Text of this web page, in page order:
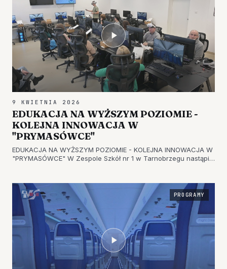
9 KWIETNIA 2026
EDUKACJA NA WYŻSZYM POZIOMIE -
KOLEJNA INNOWACJA W
"PRYMASÓWCE"
EDUKACJA NA WYŻSZYM POZIOMIE - KOLEJNA INNOWACJA W
"PRYMASÓWCE" W Zespole Szkół nr 1 w Tarnobrzegu nastąpiło
Fundusze Europejskie…
PROGRAMY